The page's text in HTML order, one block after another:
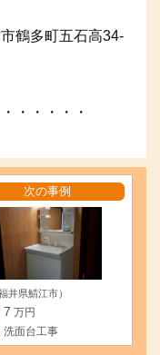
多町五石高34-
・・・・・
次の事例
福井県鯖江市）
7 万円
洗面台工事